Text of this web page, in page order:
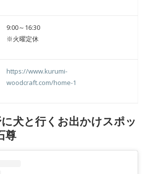
9:00～16:30
※火曜定休
https://www.kurumi-
woodcraft.com/home-1
犬と行くお出かけスポッ
尊